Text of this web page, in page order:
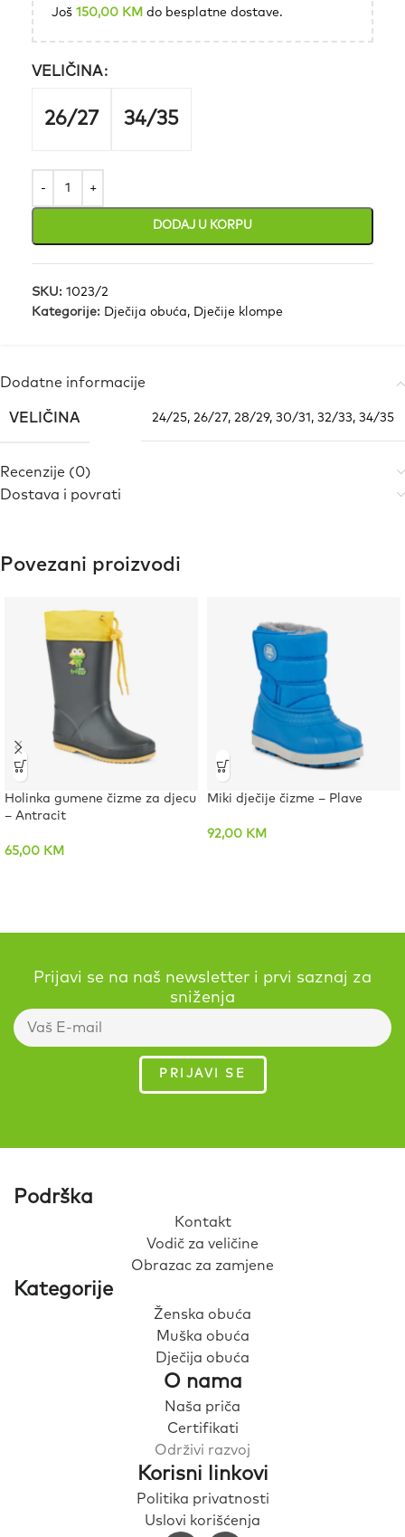
Još 150,00 KM do besplatne dostave.
VELIČINA
26/27 34/35
DODAJ U KORPU
SKU: 1023/2
Kategorije: Dječija obuća, Dječije klompe
Dodatne informacije
VELIČINA 24/25, 26/27, 28/29, 30/31 , 32/33, 34/35
Recenzije (0)
Dostava i povrati
Povezani proizvodi
Holinka gumene čizme za djecu
– Antracit
65,00 KM
Miki dječije čizme – Plave
92,00 KM
Prijavi se na naš newsletter i prvi saznaj za
sniženja
Podrška
Kontakt
Vodič za veličine
Obrazac za zamjene
Kategorije
Ženska obuća
Muška obuća
Dječija obuća
O nama
Naša priča
Certifikati
Održivi razvoj
Korisni linkovi
Politika privatnosti
Uslovi korišćenja